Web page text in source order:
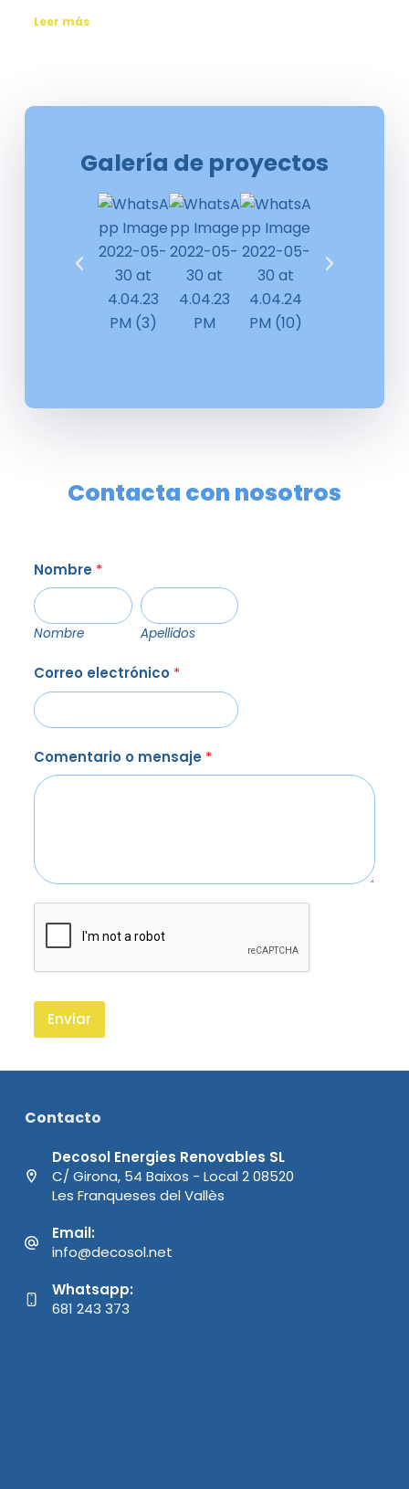
Leer más
Galería de proyectos
Contacta con nosotros
Nombre *
Nombre Apellidos
Correo electrónico *
Comentario o mensaje *
Enviar
Contacto
Decosol Energies Renovables SL
C/ Girona, 54 Baixos - Local 2 08520
Les Franqueses del Vallès
Email:
info@decosol.net
Whatsapp:
681 243 373